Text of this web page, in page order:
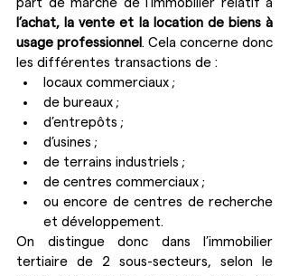
l’achat, la vente et la location de biens à
usage professionnel . Cela concerne donc
les différentes transactions de :
locaux commerciaux ;
de bureaux ;
d’entrepôts ;
d’usines ;
de terrains industriels ;
de centres commerciaux ;
ou encore de centres de recherche
et développement.
On distingue donc dans l’immobilier
tertiaire de 2 sous-secteurs, selon le